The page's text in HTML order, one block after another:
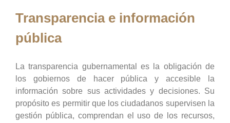
Transparencia e información
pública
La transparencia gubernamental es la obligación de
los gobiernos de hacer pública y accesible la
información sobre sus actividades y decisiones. Su
propósito es permitir que los ciudadanos supervisen la
gestión pública, comprendan el uso de los recursos,